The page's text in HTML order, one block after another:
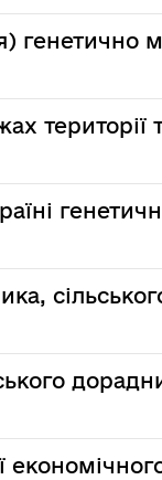
генетично
території